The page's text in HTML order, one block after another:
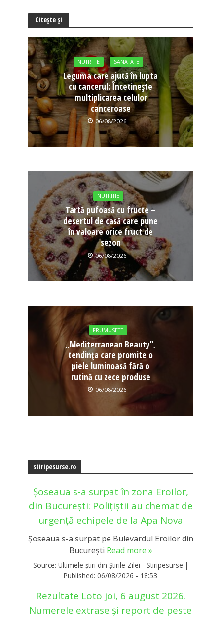
Citește și
NUTRITIE SANATATE
Leguma care ajută în lupta
cu cancerul: Încetinește
multiplicarea celulor
canceroase
06/08/2026
NUTRITIE
Tartă pufoasă cu fructe –
desertul de casă care pune
în valoare orice fruct de
sezon
06/08/2026
FRUMUSETE
„Mediterranean Beauty”,
tendința care promite o
piele luminoasă fără o
rutină cu zece produse
06/08/2026
stiripesurse.ro
Șoseaua s-a surpat în zona Eroilor,
din București: Polițiștii au chemat de
urgență echipele de la Apa Nova
Șoseaua s-a surpat pe Bulevardul Eroilor din
București Read more »
Source: Ultimele știri din Știrile Zilei - Stiripesurse |
Published: 06/08/2026 - 18:53
Rezultate Loto joi, 6 august 2026.
Numerele extrase și report de peste